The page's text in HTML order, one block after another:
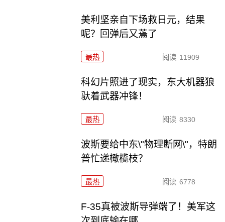
美利坚亲自下场救日元，结果
呢？回弹后又蔫了
最热 阅读 11909
科幻片照进了现实，东大机器狼
驮着武器冲锋！
最热 阅读 8330
波斯要给中东\"物理断网\"，特朗
普忙递橄榄枝？
最热 阅读 6778
F-35真被波斯导弹端了！美军这